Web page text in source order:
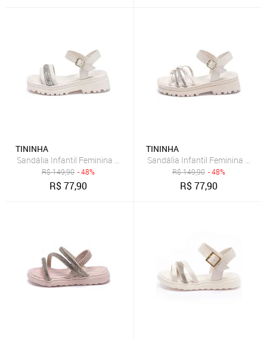
TININHA
Sandália Infantil Feminina Tininha Tira Strass Festa Off White
R$149,90 - 48%
R$77,90
TININHA
R$149,90 - 48%
R$77,90